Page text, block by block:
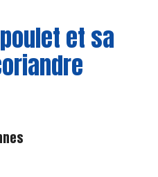
et sa